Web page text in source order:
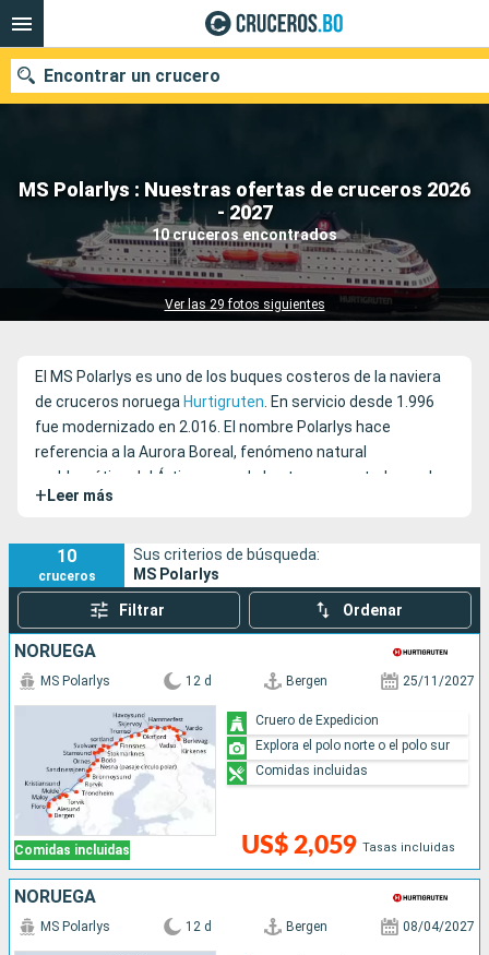
MS Polarlys : Nuestras ofertas de cruceros 2026
- 2027
10 cruceros encontrados
Ver las 29 fotos siguientes
Encontrar un crucero
Nuestros destinos
Fecha de salida
Puertos Compañías
El MS Polarlys es uno de los buques costeros de la naviera
de cruceros noruega Hurtigruten. En servicio desde 1.996
fue modernizado en 2.016. El nombre Polarlys hace
referencia a la Aurora Boreal, fenómeno natural
emblemático del Ártico y uno de los temas centrales en los
cruceros realizados por este barco.
+ Leer más
10
cruceros
Sus criterios de búsqueda:
MS Polarlys
Filtrar Ordenar
NORUEGA
Comidas incluidas
MS Polarlys 12 d Bergen 25/11/2027
US$ 2,059 Tasas incluidas
Cruero de Expedicion
Explora el polo norte o el polo sur
Comidas incluidas
NORUEGA
MS Polarlys 12 d Bergen 08/04/2027